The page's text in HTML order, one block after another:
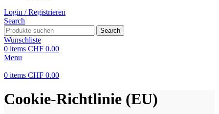
Login / Registrieren
Search
Search
Wunschliste
0 items CHF 0.00
Menu
0 items CHF 0.00
Cookie-Richtlinie (EU)